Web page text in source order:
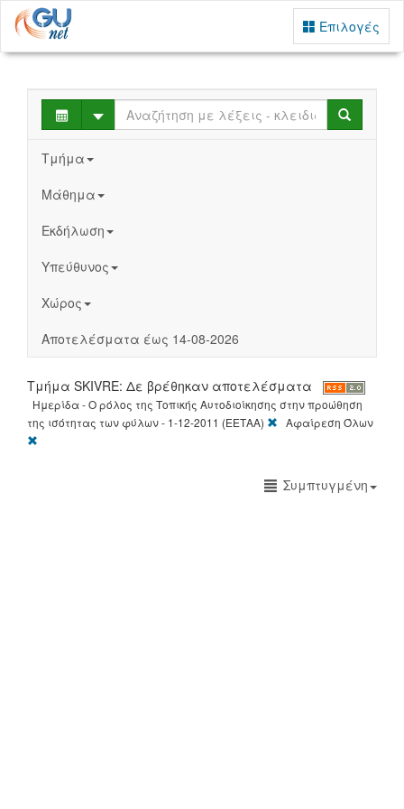
Επιλογές
Select Search
Τμήμα
Μάθημα
Εκδήλωση
Υπεύθυνος
Χώρος
Αποτελέσματα έως 14-08-2026
Τμήμα SKIVRE: Δε βρέθηκαν αποτελέσματα
Ημερίδα - Ο ρόλος της Τοπικής Αυτοδιοίκησης στην προώθηση
της ισότητας των φύλων - 1-12-2011 (ΕΕΤΑΑ)
[X]Αφαίρεση Όλων
Συμπτυγμένη